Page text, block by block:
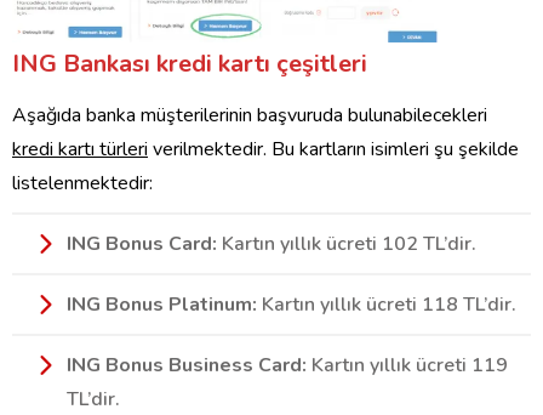
ING Bankası kredi kartı çeşitleri
Aşağıda banka müşterilerinin başvuruda bulunabilecekleri
kredi kartı türleri verilmektedir. Bu kartların isimleri şu şekilde
listelenmektedir:
ING Bonus Card: Kartın yıllık ücreti 102 TL’dir.
ING Bonus Platinum: Kartın yıllık ücreti 118 TL’dir.
ING Bonus Business Card: Kartın yıllık ücreti 119
TL’dir.